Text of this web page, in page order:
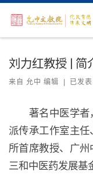
Skip to content
刘力红教授 | 简
来自 允中 编辑 | 已发表
著名中医学
派传承工作室主
所首席教授、广
三和中医药发展基